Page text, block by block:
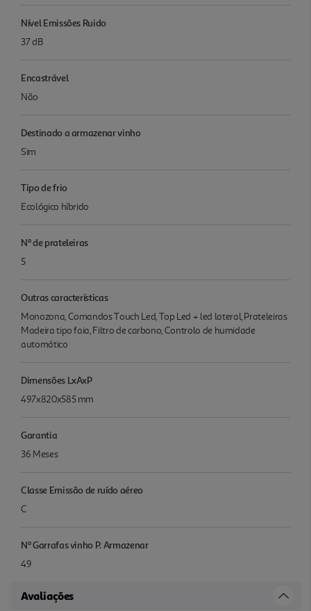
Nível Emissões Ruido
37 dB
Encastrável
Não
Destinado a armazenar vinho
Sim
Tipo de frio
Ecológico híbrido
Nº de prateleiras
5
Outras características
Monozona, Comandos Touch Led, Top Led + led lateral, Prateleiras
Madeira tipo faia, Filtro de carbono, Controlo de humidade
automático
Dimensões LxAxP
497x820x585 mm
Garantia
36 Meses
Classe Emissão de ruído aéreo
C
Nº Garrafas vinho P. Armazenar
49
Avaliações